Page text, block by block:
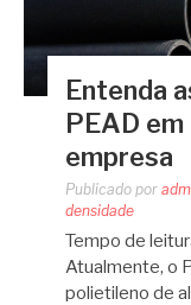
Entenda
PEAD
empresa
Publicado por
densidade
Tempo de
Atualmente, o
polietileno de